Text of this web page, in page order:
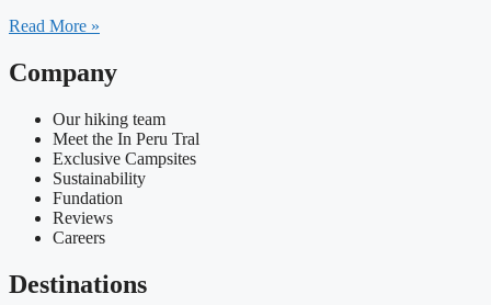
Read More »
Company
Our hiking team
Meet the In Peru Tral
Exclusive Campsites
Sustainability
Fundation
Reviews
Careers
Destinations